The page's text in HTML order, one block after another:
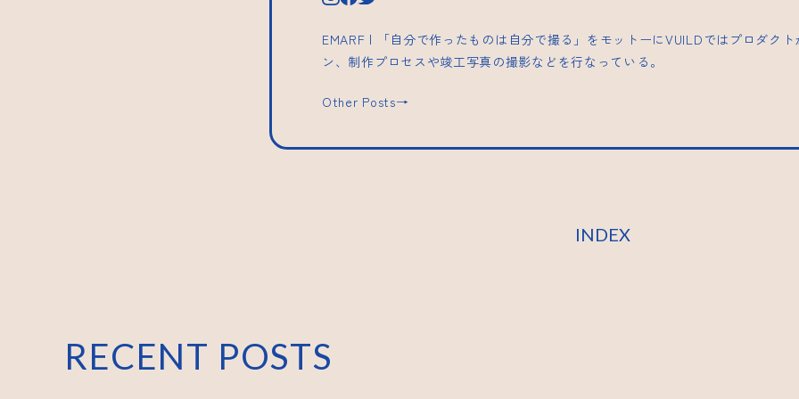
EMARF | 「自分で作ったものは自分で撮る」をモットーにVUILDではプロダクト
ン、制作プロセスや竣工写真の撮影などを行なっている。
Other Posts→
INDEX
RECENT POSTS